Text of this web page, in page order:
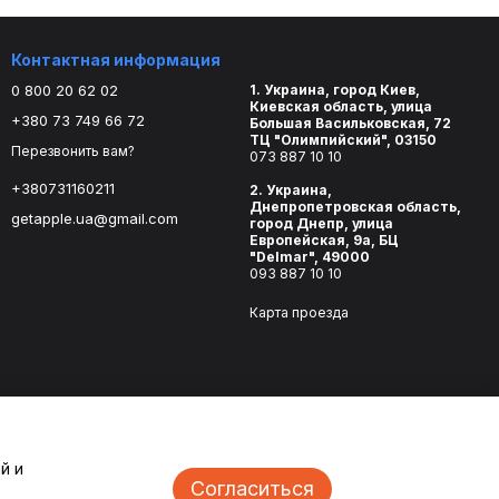
Контактная информация
0 800 20 62 02
+380 73 749 66 72
Перезвонить вам?
+380731160211
getapple.ua@gmail.com
1. Украина, город Киев,
Киевская область, улица
Большая Васильковская, 72
ТЦ "Олимпийский", 03150
073 887 10 10
2. Украина,
Днепропетровская область,
город Днепр, улица
Европейская, 9а, БЦ
"Delmar", 49000
093 887 10 10
Карта проезда
и
Согласиться